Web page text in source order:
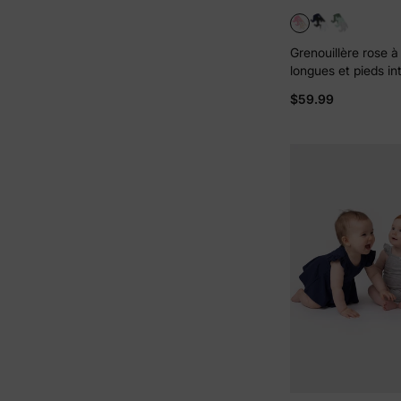
Grenouillère rose à
longues et pieds
imprimée arc-en-
bambou rose.
$59.99